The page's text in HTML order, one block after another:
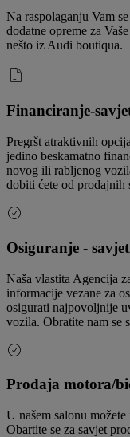
Na raspolaganju Vam
dodatne opreme za
nešto iz Audi boutiqua.
Financiranje-
Pregršt atraktivnih
jedino beskamatno
novog ili rabljenog
dobiti ćete od prodajnih
Osiguranje -
Naša vlastita Agencija
informacije vezane za
osigurati najpovoljnije
vozila. Obratite nam se
Prodaja motora/
U našem salonu
Obartite se za savjet